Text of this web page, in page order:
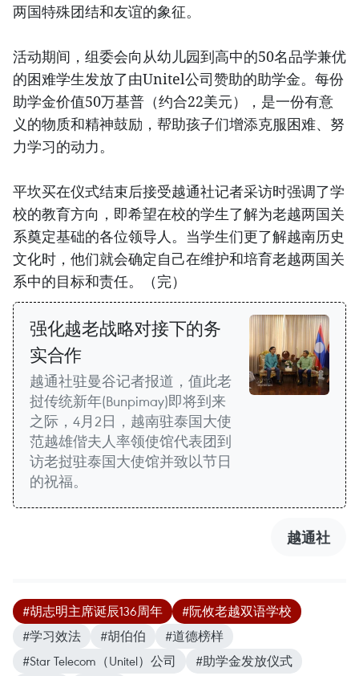
两国特殊团结和友谊的象征。
活动期间，组委会向从幼儿园到高中的50名品学兼优
的困难学生发放了由Unitel公司赞助的助学金。每份
助学金价值50万基普（约合22美元），是一份有意
义的物质和精神鼓励，帮助孩子们增添克服困难、努
力学习的动力。
平坎买在仪式结束后接受越通社记者采访时强调了学
校的教育方向，即希望在校的学生了解为老越两国关
系奠定基础的各位领导人。当学生们更了解越南历史
文化时，他们就会确定自己在维护和培育老越两国关
系中的目标和责任。（完）
强化越老战略对接下的务
实合作
越通社驻曼谷记者报道，值此老
挝传统新年(Bunpimay)即将到来
之际，4月2日，越南驻泰国大使
范越雄偕夫人率领使馆代表团到
访老挝驻泰国大使馆并致以节日
的祝福。
越通社
#胡志明主席诞辰136周年
#阮攸老越双语学校
#学习效法
#胡伯伯
#道德榜样
#Star Telecom（Unitel）公司
#助学金发放仪式